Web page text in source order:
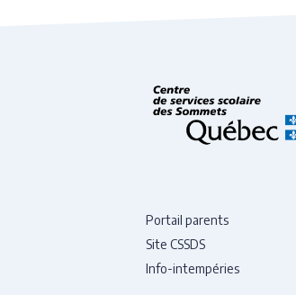
Portail parents
Site CSSDS
Info-intempéries